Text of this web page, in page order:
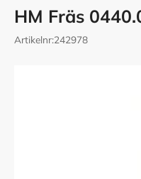
HM Fräs
Artikelnr 242978